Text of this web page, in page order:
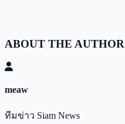
ABOUT THE AUTHOR
meaw
ทีมข่าว Siam News